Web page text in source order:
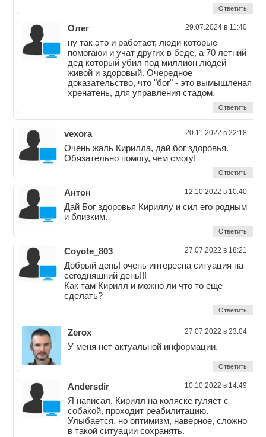
Ответить
Олег 29.07.2024 в 11:40
ну так это и работает, люди которые
помогаюи и учат других в беде, а 70 летний
дед который убил под миллион людей
живой и здоровый. Очередное
доказательство, что "бог" - это вымышленая
хренатень, для управления стадом.
Ответить
vexora 20.11.2022 в 22:18
Очень жаль Кирилла, дай бог здоровья.
Обязательно помогу, чем смогу!
Ответить
Антон 12.10.2022 в 10:40
Дай Бог здоровья Кириллу и сил его родным
и близким.
Ответить
Coyote_803 27.07.2022 в 18:21
Добрый день! очень интересна ситуация на
сегодняшний день!!!
Как там Кирилл и можно ли что то еще
сделать?
Ответить
Zerox 27.07.2022 в 23:04
У меня нет актуальной информации.
Ответить
Andersdir 10.10.2022 в 14:49
Я написал. Кирилл на коляске гуляет с
собакой, проходит реабилитацию.
Улыбается, но оптимизм, наверное, сложно
в такой ситуации сохранять.